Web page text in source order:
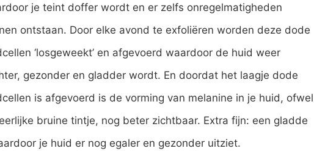
je teint doffer wordt en er zelfs onregelmatigheden
ontstaan. Door elke avond te exfoliëren worden deze dode
‘losgeweekt’ en afgevoerd waardoor de huid weer
gezonder en gladder wordt. En doordat het laagje dode
is afgevoerd is de vorming van melanine in je huid, ofwel
bruine tintje, nog beter zichtbaar. Extra fijn: een gladde
je huid er nog egaler en gezonder uitziet.